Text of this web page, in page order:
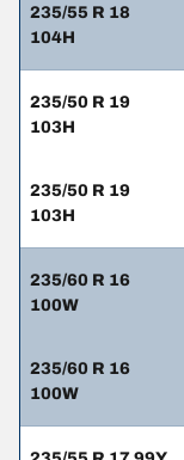
235/55 R 18
104H
235/50 R 19
103H
235/50 R 19
103H
235/60 R 16
100W
235/60 R 16
100W